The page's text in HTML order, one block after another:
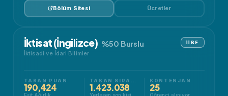
Bölüm Sitesi Ücretler
İktisat (İngilizce) %50 Burslu
İktisadi ve İdari Bilimler
İİBF
TABAN PUAN
190,424 1.423.038
KONTENJAN
25